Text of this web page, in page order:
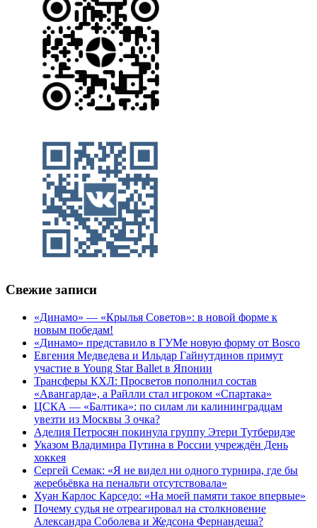
Свежие записи
«Динамо» — «Крылья Советов»: в новой форме к
новым победам!
«Динамо» представило в ГУМе новую форму от Bosco
Евгения Медведева и Ильдар Гайнутдинов примут
участие в Young Star Ballet в Японии
Трансферы КХЛ: Просветов пополнил состав
«Авангарда», а Райлли стал игроком «Спартака»
ЦСКА — «Балтика»: по силам ли калининградцам
увезти из Москвы 3 очка?
Аделия Петросян покинула группу Этери Тутберидзе
Указом Владимира Путина в России учреждён День
хоккея
Сергей Семак: «Я не видел ни одного турнира, где бы
жеребьёвка на пенальти отсутствовала»
Хуан Карлос Карседо: «На моей памяти такое впервые»
Почему судья не отреагировал на столкновение
Александра Соболева и Жедсона Фернандеша?